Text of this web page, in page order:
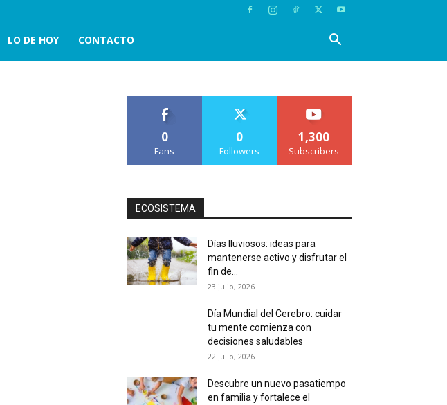
LO DE HOY CONTACTO
0
Fans
0
Followers
1,300
Subscribers
ECOSISTEMA
Días lluviosos: ideas para
mantenerse activo y disfrutar el
fin de...
23 julio, 2026
Día Mundial del Cerebro: cuidar
tu mente comienza con
decisiones saludables
22 julio, 2026
Descubre un nuevo pasatiempo
en familia y fortalece el